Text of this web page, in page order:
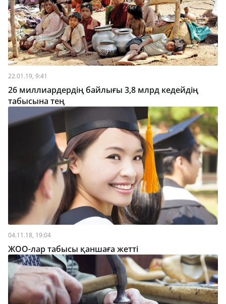
22.01.19, 9:41
26 миллиардердің байлығы 3,8 млрд кедейдің
табысына тең
04.11.18, 19:04
ЖОО-лар табысы қаншаға жетті